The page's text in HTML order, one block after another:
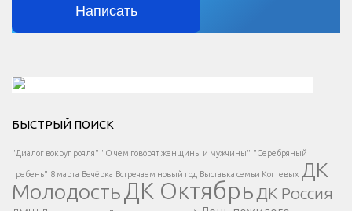
Написать
Есть вопрос?
Напишите нам
БЫСТРЫЙ ПОИСК
"Диалог вокруг рояля" "О чем говорят женщины и мужчины" "Серебряный
гребень" 8 марта Вечёрка Встречаем новый год Выставка семьи Когтевых ДК
МолодостьДК Октябрь ДК Россия